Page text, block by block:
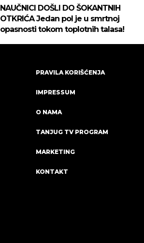
NAUČNICI DOŠLI DO ŠOKANTNIH
OTKRIĆA Jedan pol je u smrtnoj
opasnosti tokom toplotnih talasa!
PRAVILA KORIŠĆENJA
IMPRESSUM
O NAMA
TANJUG TV PROGRAM
MARKETING
KONTAKT